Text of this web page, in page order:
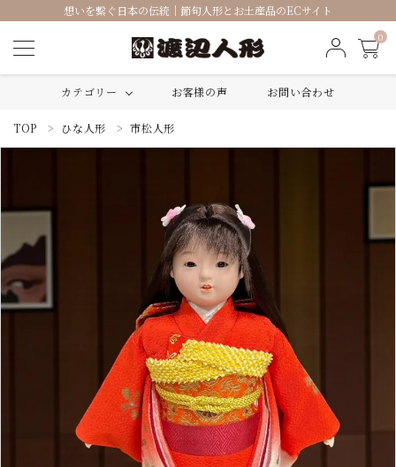
想いを繋ぐ日本の伝統｜節句人形とお土産品のECサイト
0
カテゴリー お客様の声 お問い合わせ
ACCOUNT MENU
新規会員登録
ひな人形
TOP ひな人形 市松人形